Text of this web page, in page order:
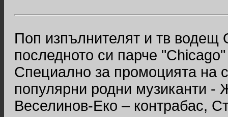
Поп изпълнителят и тв водещ
последното си парче
Специално за промоцията на
популярни родни музиканти -
Веселинов-Еко – контрабас,